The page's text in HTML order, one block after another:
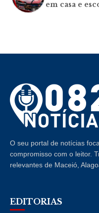
em casa e
O seu portal de notícias
compromisso com o leitor.
relevantes de Maceió,
EDITORIAS